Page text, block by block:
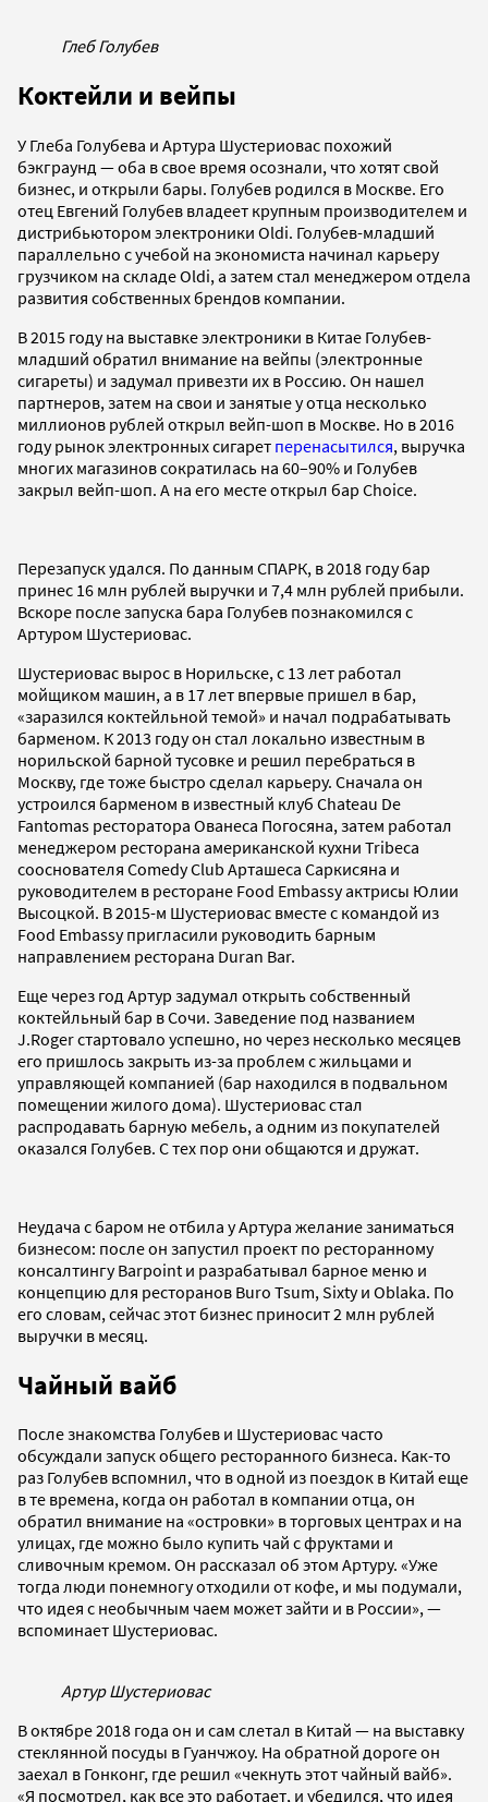
Глеб Голубев
Коктейли и вейпы
У Глеба Голубева и Артура Шустериовас похожий
бэкграунд — оба в свое время осознали, что хотят свой
бизнес, и открыли бары. Голубев родился в Москве. Его
отец Евгений Голубев владеет крупным производителем и
дистрибьютором электроники Oldi. Голубев-младший
параллельно с учебой на экономиста начинал карьеру
грузчиком на складе Oldi, а затем стал менеджером отдела
развития собственных брендов компании.
В 2015 году на выставке электроники в Китае Голубев-
младший обратил внимание на вейпы (электронные
сигареты) и задумал привезти их в Россию. Он нашел
партнеров, затем на свои и занятые у отца несколько
миллионов рублей открыл вейп-шоп в Москве. Но в 2016
году рынок электронных сигарет перенасытился, выручка
многих магазинов сократилась на 60–90% и Голубев
закрыл вейп-шоп. А на его месте открыл бар Choice.
Перезапуск удался. По данным СПАРК, в 2018 году бар
принес 16 млн рублей выручки и 7,4 млн рублей прибыли.
Вскоре после запуска бара Голубев познакомился с
Артуром Шустериовас.
Шустериовас вырос в Норильске, с 13 лет работал
мойщиком машин, а в 17 лет впервые пришел в бар,
«заразился коктейльной темой» и начал подрабатывать
барменом. К 2013 году он стал локально известным в
норильской барной тусовке и решил перебраться в
Москву, где тоже быстро сделал карьеру. Сначала он
устроился барменом в известный клуб Chateau De
Fantomas ресторатора Ованеса Погосяна, затем работал
менеджером ресторана американской кухни Tribeca
сооснователя Comedy Club Арташеса Саркисяна и
руководителем в ресторане Food Embassy актрисы Юлии
Высоцкой. В 2015-м Шустериовас вместе с командой из
Food Embassy пригласили руководить барным
направлением ресторана Duran Bar.
Еще через год Артур задумал открыть собственный
коктейльный бар в Сочи. Заведение под названием
J.Roger стартовало успешно, но через несколько месяцев
его пришлось закрыть из-за проблем с жильцами и
управляющей компанией (бар находился в подвальном
помещении жилого дома). Шустериовас стал
распродавать барную мебель, а одним из покупателей
оказался Голубев. С тех пор они общаются и дружат.
Неудача с баром не отбила у Артура желание заниматься
бизнесом: после он запустил проект по ресторанному
консалтингу Barpoint и разрабатывал барное меню и
концепцию для ресторанов Buro Tsum, Sixty и Oblaka. По
его словам, сейчас этот бизнес приносит 2 млн рублей
выручки в месяц.
Чайный вайб
После знакомства Голубев и Шустериовас часто
обсуждали запуск общего ресторанного бизнеса. Как-то
раз Голубев вспомнил, что в одной из поездок в Китай еще
в те времена, когда он работал в компании отца, он
обратил внимание на «островки» в торговых центрах и на
улицах, где можно было купить чай с фруктами и
сливочным кремом. Он рассказал об этом Артуру. «Уже
тогда люди понемногу отходили от кофе, и мы подумали,
что идея с необычным чаем может зайти и в России», —
вспоминает Шустериовас.
Артур Шустериовас
В октябре 2018 года он и сам слетал в Китай — на выставку
стеклянной посуды в Гуанчжоу. На обратной дороге он
заехал в Гонконг, где решил «чекнуть этот чайный вайб».
«Я посмотрел, как все это работает, и убедился, что идея